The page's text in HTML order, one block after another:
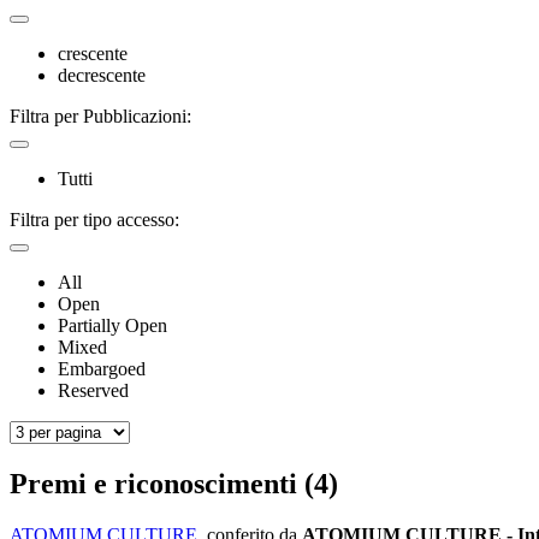
crescente
decrescente
Filtra per Pubblicazioni:
Tutti
Filtra per tipo accesso:
All
Open
Partially Open
Mixed
Embargoed
Reserved
Premi e riconoscimenti (4)
ATOMIUM CULTURE , conferito da ATOMIUM CULTURE -